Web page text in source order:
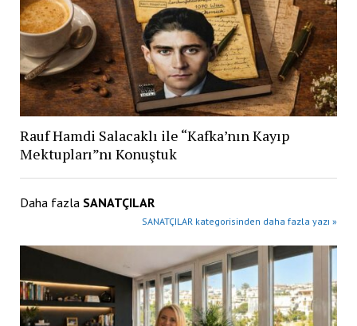
Rauf Hamdi Salacaklı ile “Kafka’nın Kayıp
Mektupları”nı Konuştuk
Daha fazla SANATÇILAR
SANATÇILAR kategorisinden daha fazla yazı »